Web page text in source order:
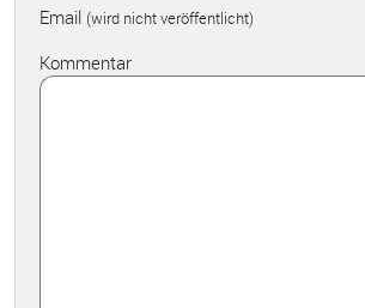
Email (wird nicht veröffentlicht)
Kommentar